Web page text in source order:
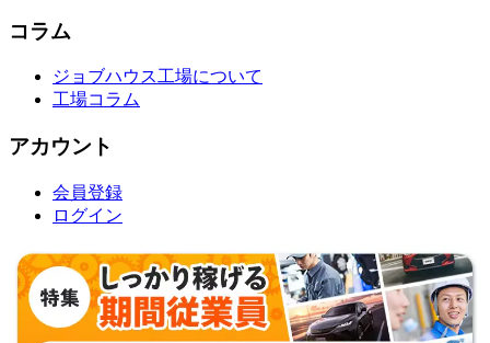
コラム
ジョブハウス工場について
工場コラム
アカウント
会員登録
ログイン